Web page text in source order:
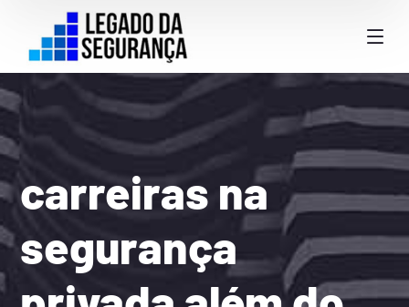
carreiras na
segurança